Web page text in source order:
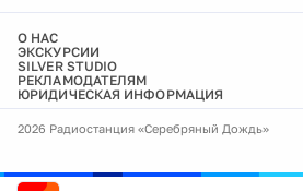
О НАС
ЭКСКУРСИИ
SILVER STUDIO
РЕКЛАМОДАТЕЛЯМ
ЮРИДИЧЕСКАЯ ИНФОРМАЦИЯ
2026 Радиостанция «Серебряный Дождь»